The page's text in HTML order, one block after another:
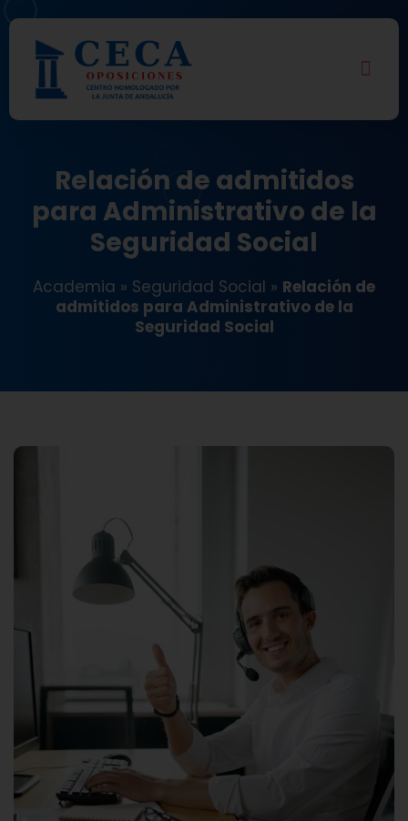
Relación de admitidos
para Administrativo de la
Seguridad Social
Academia » Seguridad Social » Relación de
admitidos para Administrativo de la
Seguridad Social